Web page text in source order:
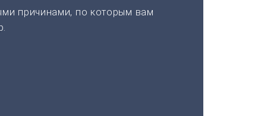
причинами, по которым вам